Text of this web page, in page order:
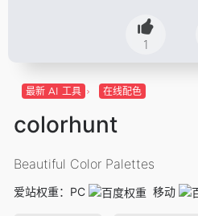
1
最新 AI 工具 在线配色
colorhunt
Beautiful Color Palettes
爱站权重： PC 移动